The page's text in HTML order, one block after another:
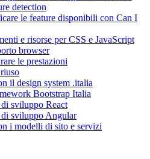
detection
le feature disponibili con Can I
e risorse per CSS e JavaScript
browser
le prestazioni
il design system .italia
Bootstrap Italia
sviluppo React
sviluppo Angular
i modelli di sito e servizi